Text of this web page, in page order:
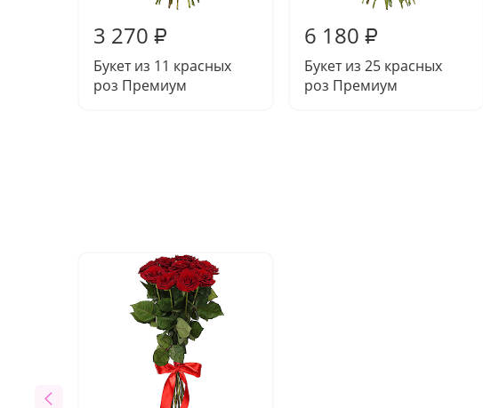
3 270 ₽
Букет из 11 красных
роз Премиум
6 180 ₽
Букет из 25 красных
роз Премиум